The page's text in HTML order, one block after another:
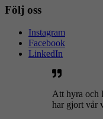
Följ oss
Instagram
Facebook
LinkedIn
Att hyra och
har gjort vår